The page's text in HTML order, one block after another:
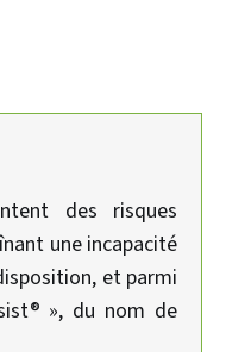
des risques
une incapacité
et parmi
», du nom de